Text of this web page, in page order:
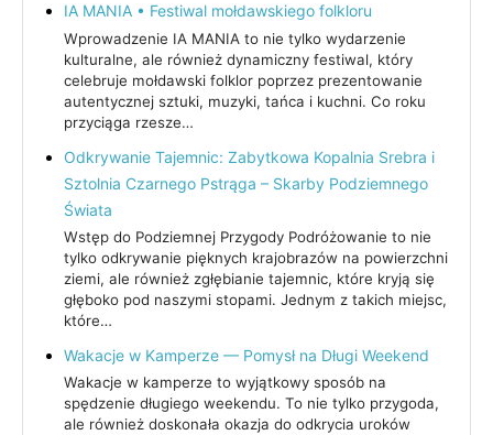
IA MANIA • Festiwal mołdawskiego folkloru
Wprowadzenie IA MANIA to nie tylko wydarzenie
kulturalne, ale również dynamiczny festiwal, który
celebruje mołdawski folklor poprzez prezentowanie
autentycznej sztuki, muzyki, tańca i kuchni. Co roku
przyciąga rzesze…
Odkrywanie Tajemnic: Zabytkowa Kopalnia Srebra i
Sztolnia Czarnego Pstrąga – Skarby Podziemnego
Świata
Wstęp do Podziemnej Przygody Podróżowanie to nie
tylko odkrywanie pięknych krajobrazów na powierzchni
ziemi, ale również zgłębianie tajemnic, które kryją się
głęboko pod naszymi stopami. Jednym z takich miejsc,
które…
Wakacje w Kamperze — Pomysł na Długi Weekend
Wakacje w kamperze to wyjątkowy sposób na
spędzenie długiego weekendu. To nie tylko przygoda,
ale również doskonała okazja do odkrycia uroków